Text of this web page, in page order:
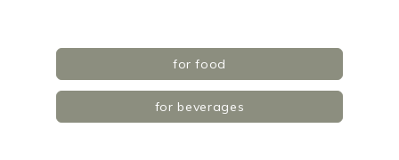
for food
for beverages